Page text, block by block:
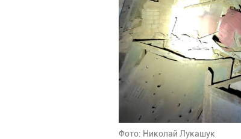
Фото: Николай Лукашук